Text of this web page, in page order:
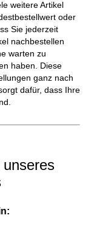
weitere Artikel
oder
Sie jederzeit
nachbestellen
warten zu
haben. Diese
ganz nach
dafür, dass Ihre
unseres